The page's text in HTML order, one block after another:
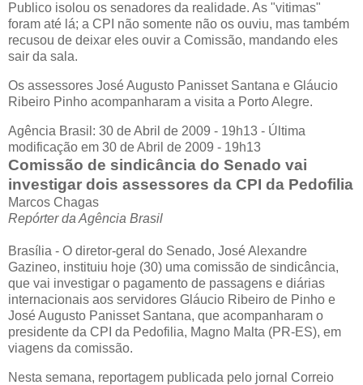
Publico isolou os senadores da realidade. As "vitimas"
foram até lá; a CPI não somente não os ouviu, mas também
recusou de deixar eles ouvir a Comissão, mandando eles
sair da sala.
Os assessores José Augusto Panisset Santana e Gláucio
Ribeiro Pinho acompanharam a visita a Porto Alegre.
Agência Brasil: 30 de Abril de 2009 - 19h13 - Última
modificação em 30 de Abril de 2009 - 19h13
Comissão de sindicância do Senado vai
investigar dois assessores da CPI da Pedofilia
Marcos Chagas
Repórter da Agência Brasil
Brasília - O diretor-geral do Senado, José Alexandre
Gazineo, instituiu hoje (30) uma comissão de sindicância,
que vai investigar o pagamento de passagens e diárias
internacionais aos servidores Gláucio Ribeiro de Pinho e
José Augusto Panisset Santana, que acompanharam o
presidente da CPI da Pedofilia, Magno Malta (PR-ES), em
viagens da comissão.
Nesta semana, reportagem publicada pelo jornal Correio